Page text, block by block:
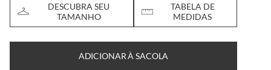
DESCUBRA SEU
TAMANHO
TABELA DE
MEDIDAS
ADICIONAR À SACOLA